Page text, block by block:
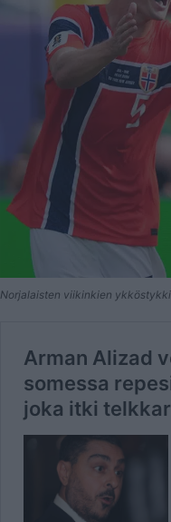
Norjalaisten viikinkien